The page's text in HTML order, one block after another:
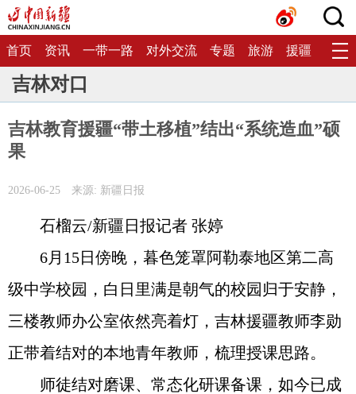
首页 资讯 一带一路 对外交流 专题 旅游 援疆 生态
吉林对口
吉林教育援疆“带土移植”结出“系统造血”硕
果
2026-06-25 来源: 新疆日报
石榴云/新疆日报记者 张婷
6月15日傍晚，暮色笼罩阿勒泰地区第二高
级中学校园，白日里满是朝气的校园归于安静，
三楼教师办公室依然亮着灯，吉林援疆教师李勋
正带着结对的本地青年教师，梳理授课思路。
师徒结对磨课、常态化研课备课，如今已成